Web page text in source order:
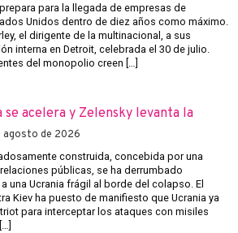
para la llegada de empresas de
Unidos dentro de diez años como máximo.
el dirigente de la multinacional, a sus
interna en Detroit, celebrada el 30 de julio.
del monopolio creen […]
se acelera y Zelensky levanta la
agosto de 2026
construida, concebida por una
públicas, se ha derrumbado
una Ucrania frágil al borde del colapso. El
Kiev ha puesto de manifiesto que Ucrania ya
para interceptar los ataques con misiles